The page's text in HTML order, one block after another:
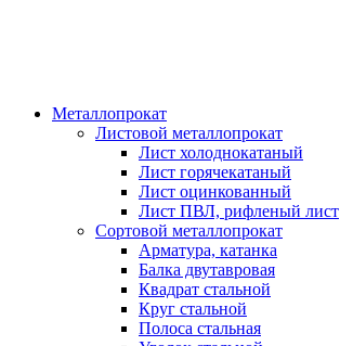
Металлопрокат
Листовой металлопрокат
Лист холоднокатаный
Лист горячекатаный
Лист оцинкованный
Лист ПВЛ, рифленый лист
Сортовой металлопрокат
Арматура, катанка
Балка двутавровая
Квадрат стальной
Круг стальной
Полоса стальная